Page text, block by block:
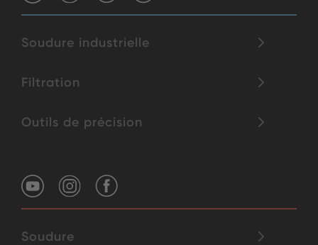
Soudure industrielle
Filtration
Outils de précision
Soudure